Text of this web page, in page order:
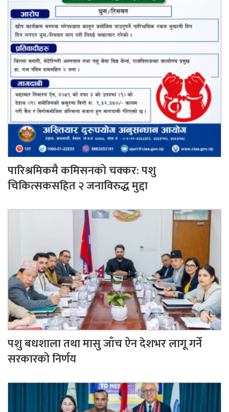
पारिश्रमिकमै कमिसनको चक्कर: पशु
चिकित्सकसहित २ जनाविरुद्ध मुद्दा
पशु बधशाला तथा मासु जाँच ऐन देशभर लागू गर्ने
सरकारको निर्णय